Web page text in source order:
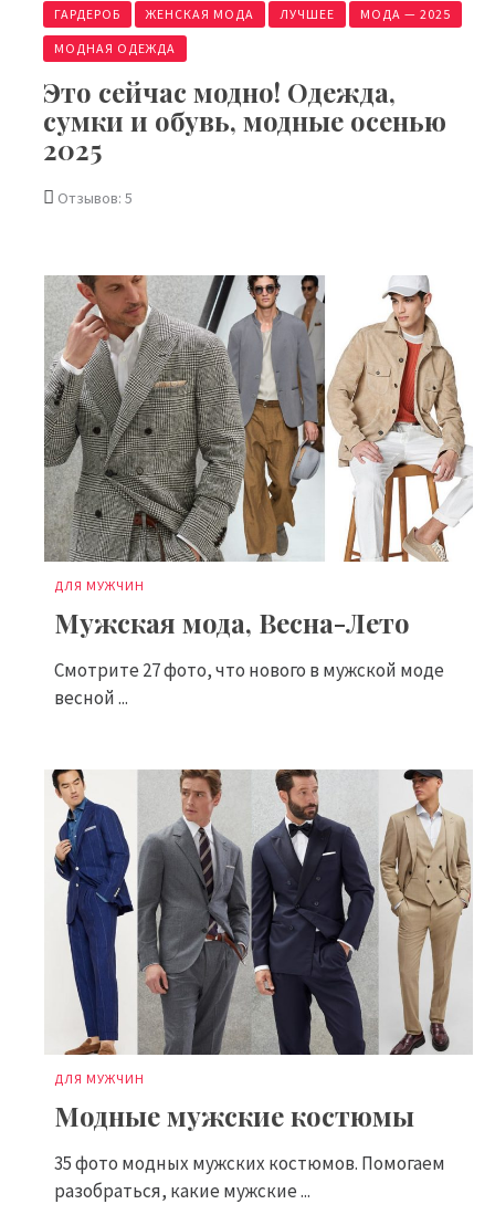
ГАРДЕРОБ ЖЕНСКАЯ МОДА ЛУЧШЕЕ МОДА — 2025
МОДНАЯ ОДЕЖДА
Это сейчас модно! Одежда,
сумки и обувь, модные осенью
2025
Отзывов: 5
ДЛЯ МУЖЧИН
Мужская мода, Весна-Лето
Смотрите 27 фото, что нового в мужской моде
весной ...
ДЛЯ МУЖЧИН
Модные мужские костюмы
35 фото модных мужских костюмов. Помогаем
разобраться, какие мужские ...